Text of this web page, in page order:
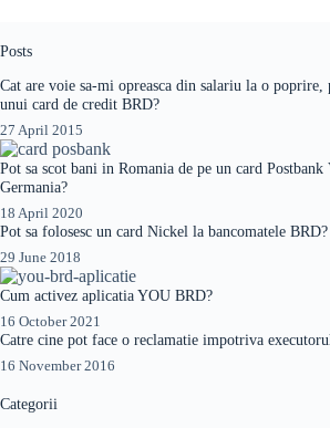
k
Posts
Cat are voie sa-mi opreasca din salariu la o poprire,
unui card de credit BRD?
27 April 2015
Pot sa scot bani in Romania de pe un card
Germania?
18 April 2020
Pot sa folosesc un card Nickel la bancomatele BRD?
29 June 2018
Cum activez aplicatia YOU BRD?
16 October 2021
Catre cine pot face o reclamatie impotriva
16 November 2016
Categorii